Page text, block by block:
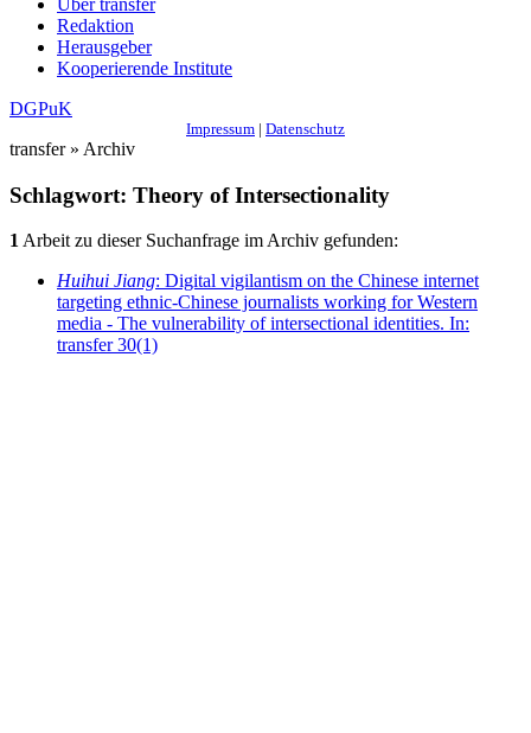
Über transfer
Redaktion
Herausgeber
Kooperierende Institute
DGPuK
Impressum | Datenschutz
transfer » Archiv
Schlagwort: Theory of Intersectionality
1Arbeit zu dieser Suchanfrage im Archiv gefunden:
Huihui Jiang: Digital vigilantism on the Chinese internet
targeting ethnic-Chinese journalists working for Western
media - The vulnerability of intersectional identities. In:
transfer 30(1)